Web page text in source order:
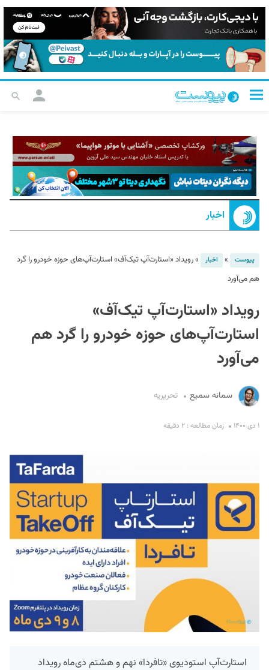
اخبار
پیوست » اخبار »رویداد «استارت‌آپ تیک‌آف» استارت‌آپ‌های حوزه خودرو را گرد
هم می‌آورد
رویداد «استارت‌آپ تیک‌آف»
استارت‌آپ‌های حوزه خودرو را گرد هم
می‌آورد
سمانه سمیع تحریریه
۱ دی ۱۴۰۰ زمان مطالعه : ۲ دقیقه
استارت‌آپ استودیوی «تافردا» نهم و هشتم دی‌ماه رویداد